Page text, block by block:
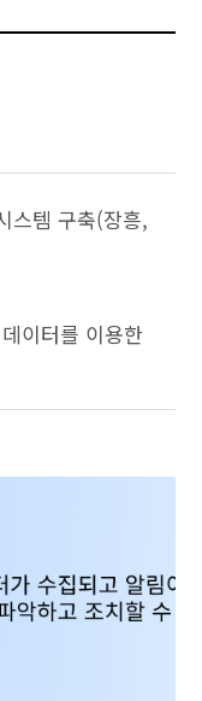
스템 구축(장흥,
이터를 이용한